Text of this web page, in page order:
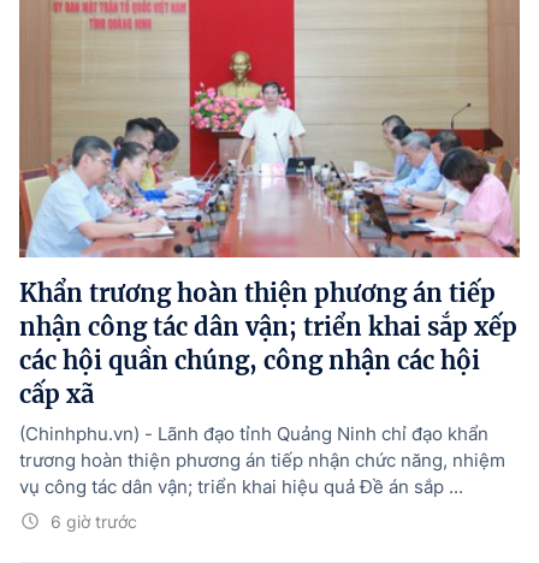
Khẩn trương hoàn thiện phương án tiếp
nhận công tác dân vận; triển khai sắp xếp
các hội quần chúng, công nhận các hội
cấp xã
6 giờ trước
(Chinhphu.vn) - Lãnh đạo tỉnh Quảng Ninh chỉ đạo khẩn
trương hoàn thiện phương án tiếp nhận chức năng, nhiệm
vụ công tác dân vận; triển khai hiệu quả Đề án sắp ...